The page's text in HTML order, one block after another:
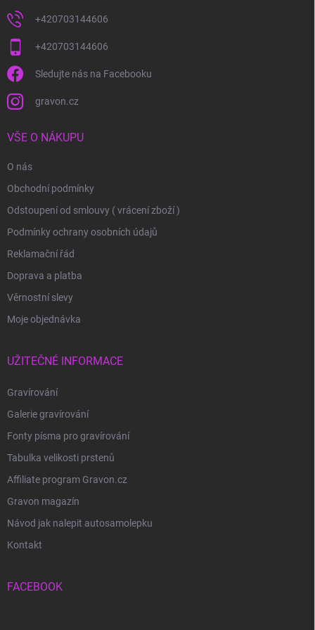
+420703144606
+420703144606
Sledujte nás na Facebooku
gravon.cz
VŠE O NÁKUPU
O nás
Obchodní podmínky
Odstoupení od smlouvy ( vrácení zboží )
Podmínky ochrany osobních údajů
Reklamační řád
Doprava a platba
Věrnostní slevy
Moje objednávka
UŽITEČNÉ INFORMACE
Gravírování
Galerie gravírování
Fonty písma pro gravírování
Tabulka velikosti prstenů
Affiliate program Gravon.cz
Gravon magazín
Návod jak nalepit autosamolepku
Kontakt
FACEBOOK